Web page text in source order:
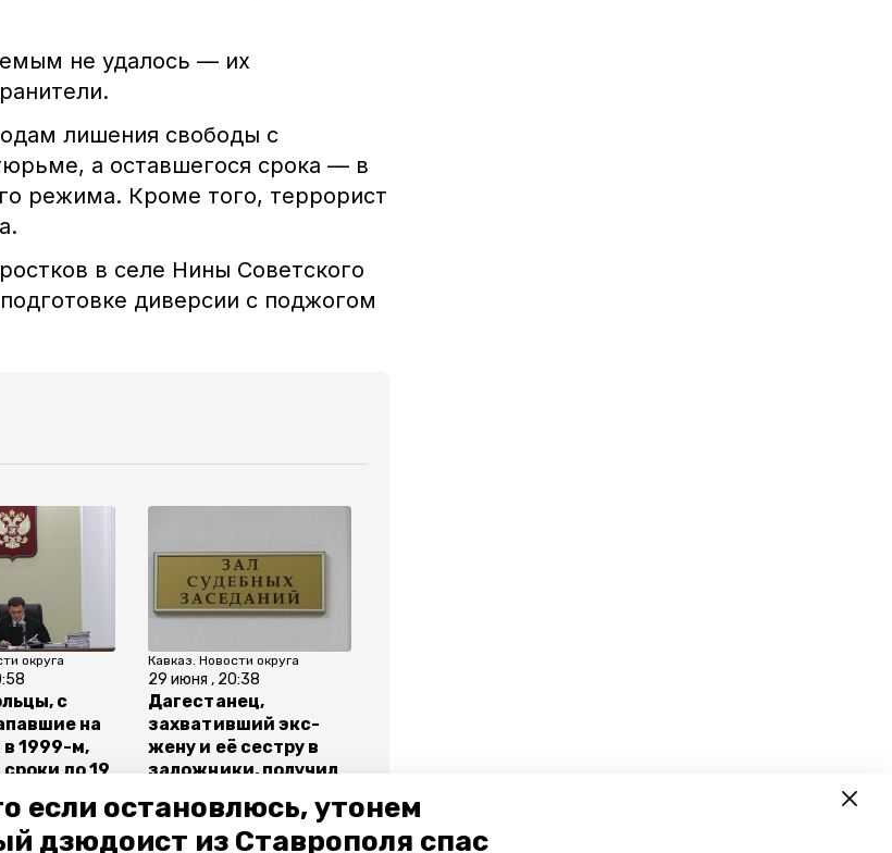
если остановлюсь, утонем
дзюдоист из Ставрополя спас
не удалось — их
лишения свободы с
а оставшегося срока — в
режима. Кроме того, террорист
в селе Нины Советского
диверсии с поджогом
округа
с
на
в 1999-м,
до 19
Кавказ. Новости округа
29 июня , 20:38
Дагестанец,
захвативший экс-
жену и её сестру в
заложники, получил